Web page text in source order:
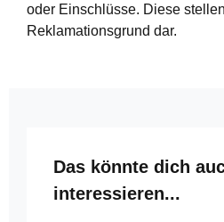
oder Einschlüsse. Diese
Reklamationsgrund dar.
Produktgalerie
Das könnte dich
interessieren...